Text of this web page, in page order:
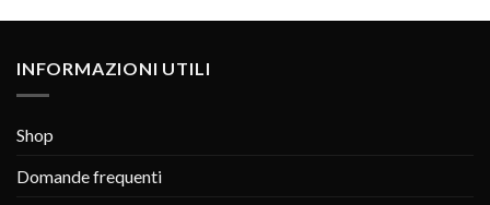
INFORMAZIONI UTILI
Shop
Domande frequenti